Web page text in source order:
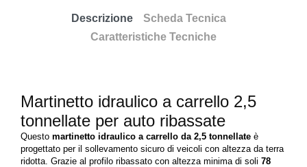
Descrizione
Scheda Tecnica
Caratteristiche Tecniche
Martinetto idraulico a carrello 2,5
tonnellate per auto ribassate
Questo martinetto idraulico a carrello da 2,5 tonnellate è
progettato per il sollevamento sicuro di veicoli con altezza da terra
ridotta. Grazie al profilo ribassato con altezza minima di soli 78